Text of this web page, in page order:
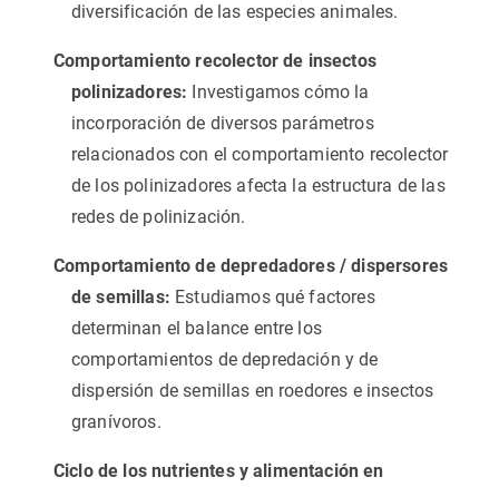
diversificación de las especies animales.
Comportamiento recolector de insectos
polinizadores: Investigamos cómo la
incorporación de diversos parámetros
relacionados con el comportamiento recolector
de los polinizadores afecta la estructura de las
redes de polinización.
Comportamiento de depredadores / dispersores
de semillas: Estudiamos qué factores
determinan el balance entre los
comportamientos de depredación y de
dispersión de semillas en roedores e insectos
granívoros.
Ciclo de los nutrientes y alimentación en